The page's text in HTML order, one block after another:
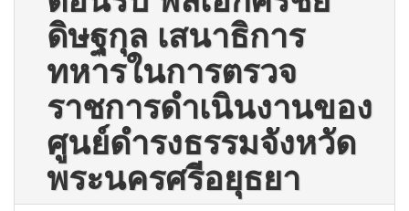
ดิษฐกุล เสนาธิการ
ทหารในการตรวจ
ราชการดำเนินงานของ
ศูนย์ดำรงธรรมจังหวัด
พระนครศรีอยุธยา